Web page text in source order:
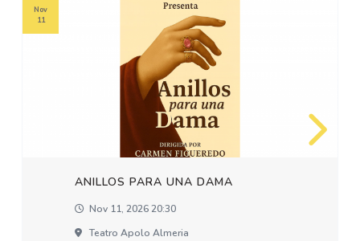
ANILLOS PARA UNA DAMA
Nov 11, 2026 20:30
Teatro Apolo Almeria
Nov
11